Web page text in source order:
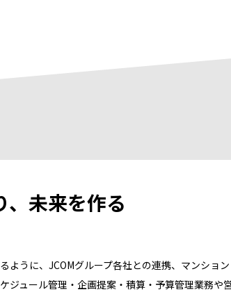
、未来を作る
うに、JCOMグループ各社との連携、マンショ
ュール管理・企画提案・積算・予算管理業務や